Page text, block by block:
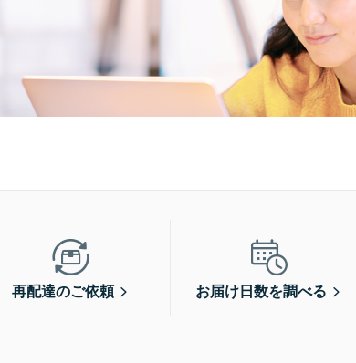
再配達のご依頼 お届け日数を調べる